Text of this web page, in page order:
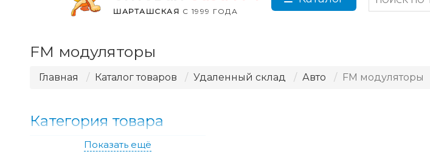
ШАРТАШСКАЯ С 1999 ГОДА
FM модуляторы
Главная Каталог товаров Удаленный склад Авто FM модуляторы
Категория товара
Показать ещё